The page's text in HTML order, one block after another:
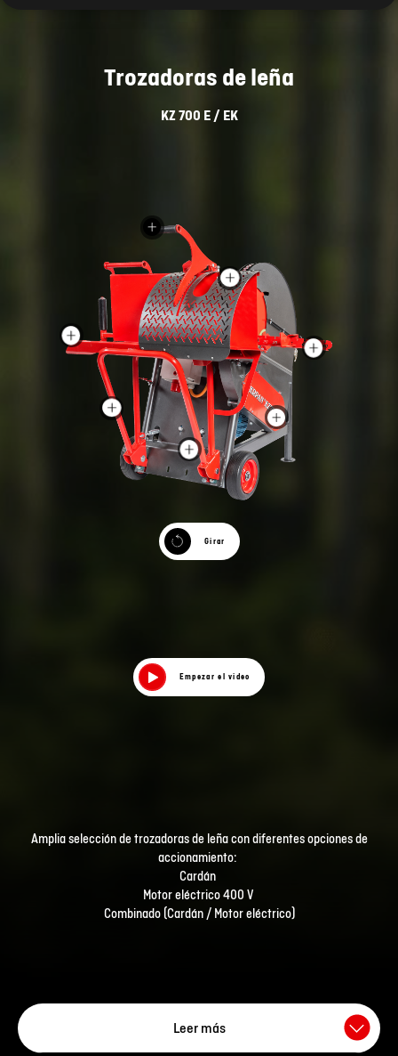
Trozadoras de leña
KZ 700 E / EK
Girar
Empezar el video
Amplia selección de trozadoras de leña con diferentes opciones de
accionamiento:
Cardán
Motor eléctrico 400 V
Combinado (Cardán / Motor eléctrico)
Leer más